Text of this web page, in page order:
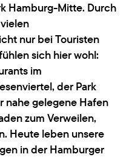
Hamburg-Mitte. Durch
nur bei Touristen
sich hier wohl:
im
der Park
nahe gelegene Hafen
zum Verweilen,
Heute leben unsere
in der Hamburger